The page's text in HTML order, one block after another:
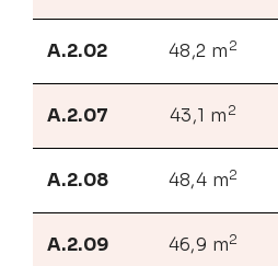
A.2.02 48,2 m 2
A.2.07 43,1 m 2
A.2.08 48,4 m2
A.2.09 46,9 m2